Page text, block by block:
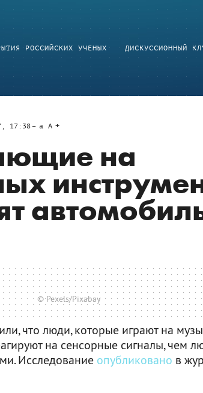
РОССИЙСКИХ УЧЕНЫХ ДИСКУССИОННЫЙ
17:38 a A
на
© Pexels/Pixabay
что люди, которые играют на
на сенсорные сигналы, чем
Исследование опубликовано в